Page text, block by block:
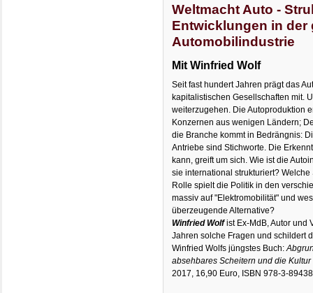
Weltmacht Auto -
Entwicklungen in der
Automobilindustrie
Mit Winfried Wolf
Seit fast hundert Jahren prägt das
kapitalistischen Gesellschaften mit.
weiterzugehen. Die Autoproduktion
Konzernen aus wenigen Ländern;
die Branche kommt in Bedrängnis:
Antriebe sind Stichworte. Die
kann, greift um sich. Wie ist die
sie international strukturiert?
Rolle spielt die Politik in den
massiv auf "Elektromobilität" und
überzeugende Alternative?
Winfried Wolfist Ex-MdB, Autor und
Jahren solche Fragen und schildert
Winfried Wolfs jüngstes Buch:
absehbares Scheitern und die
2017, 16,90 Euro, ISBN 978-3-